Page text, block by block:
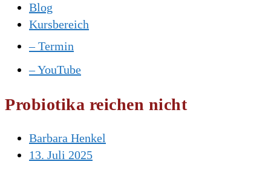
Blog
Kursbereich
– Termin
– YouTube
Probiotika reichen nicht
Barbara Henkel
13. Juli 2025